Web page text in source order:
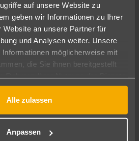
auf unsere Website zu
geben wir Informationen zu Ihrer
Website an unsere Partner für
und Analysen weiter. Unsere
möglicherweise mit
die Sie ihnen bereitgestellt
Alle zulassen
Anpassen
Nur Hotel
7-21 Nächte
Filter anzeigen